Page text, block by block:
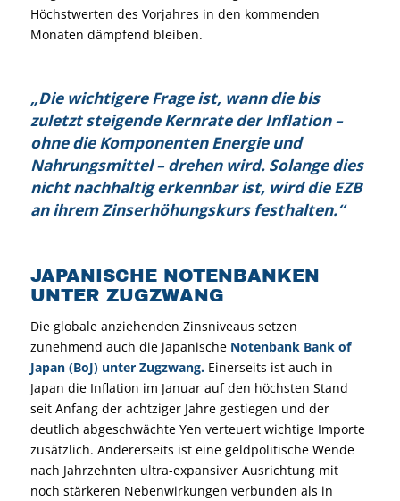
Höchstwerten des Vorjahres in den kommenden
Monaten dämpfend bleiben.
„Die wichtigere Frage ist, wann die bis
zuletzt steigende Kernrate der Inflation –
ohne die Komponenten Energie und
Nahrungsmittel – drehen wird. Solange dies
nicht nachhaltig erkennbar ist, wird die EZB
an ihrem Zinserhöhungskurs festhalten.“
JAPANISCHE NOTENBANKEN
UNTER ZUGZWANG
Die globale anziehenden Zinsniveaus setzen
zunehmend auch die japanische Notenbank Bank of
Japan (BoJ) unter Zugzwang. Einerseits ist auch in
Japan die Inflation im Januar auf den höchsten Stand
seit Anfang der achtziger Jahre gestiegen und der
deutlich abgeschwächte Yen verteuert wichtige Importe
zusätzlich. Andererseits ist eine geldpolitische Wende
nach Jahrzehnten ultra-expansiver Ausrichtung mit
noch stärkeren Nebenwirkungen verbunden als in